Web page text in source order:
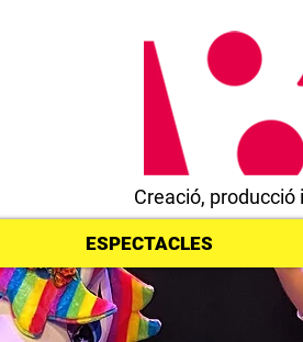
Creació, producció
ESPECTACLES